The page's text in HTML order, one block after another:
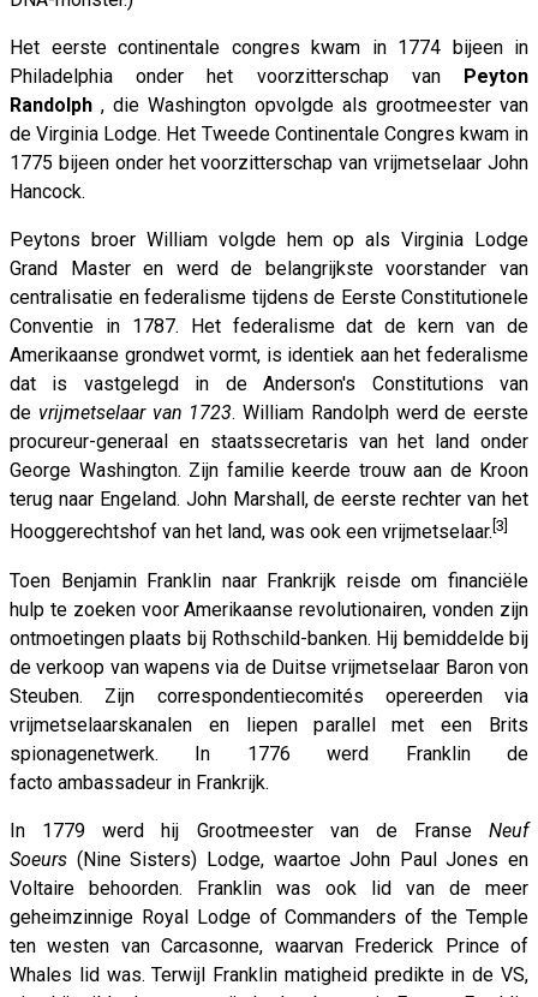
Het eerste continentale congres kwam in 1774 bijeen in
Philadelphia onder het voorzitterschap van
Peyton
Randolph , die Washington opvolgde als grootmeester van
de Virginia Lodge. Het Tweede Continentale Congres kwam in
1775 bijeen onder het voorzitterschap van vrijmetselaar John
Hancock.
Peytons broer William volgde hem op als Virginia Lodge
Grand Master en werd de belangrijkste voorstander van
centralisatie en federalisme tijdens de Eerste Constitutionele
Conventie in 1787. Het federalisme dat de kern van de
Amerikaanse grondwet vormt, is identiek aan het federalisme
dat is vastgelegd in de Anderson's Constitutions van
de vrijmetselaar van 1723. William Randolph werd de eerste
procureur-generaal en staatssecretaris van het land onder
George Washington. Zijn familie keerde trouw aan de Kroon
terug naar Engeland. John Marshall, de eerste rechter van het
Hooggerechtshof van het land, was ook een vrijmetselaar. [3]
Toen Benjamin Franklin naar Frankrijk reisde om financiële
hulp te zoeken voor Amerikaanse revolutionairen, vonden zijn
ontmoetingen plaats bij Rothschild-banken. Hij bemiddelde bij
de verkoop van wapens via de Duitse vrijmetselaar Baron von
Steuben. Zijn correspondentiecomités opereerden via
vrijmetselaarskanalen en liepen parallel met een Brits
spionagenetwerk. In 1776 werd Franklin de
facto ambassadeur in Frankrijk.
In 1779 werd hij Grootmeester van de Franse Neuf
Soeurs (Nine Sisters) Lodge, waartoe John Paul Jones en
Voltaire behoorden. Franklin was ook lid van de meer
geheimzinnige Royal Lodge of Commanders of the Temple
ten westen van Carcasonne, waarvan Frederick Prince of
Whales lid was. Terwijl Franklin matigheid predikte in de VS,